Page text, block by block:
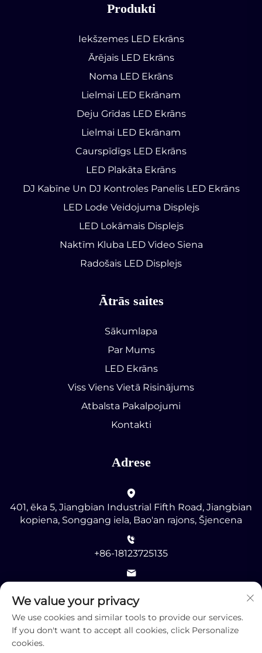
Produkti
Iekšzemes LED Ekrāns
Ārējais LED Ekrāns
Noma LED Ekrāns
Lielmai LED Ekrānam
Deju Grīdas LED Ekrāns
Lielmai LED Ekrānam
Caurspīdīgs LED Ekrāns
LED Plakāta Ekrāns
DJ Kabīne Un DJ Kontroles Panelis LED Ekrāns
LED Lode Veidojuma Displejs
LED Lokāmais Displejs
Naktīm Kluba LED Video Siena
Radošais LED Displejs
Ātrās saites
Sākumlapa
Par Mums
LED Ekrāns
Viss Viens Vietā Risinājums
Atbalsta Pakalpojumi
Kontakti
Adrese
401, ēka 5, Jiangbian Industrial Fifth Road, Jiangbian
kopiena, Songgang iela, Bao'an rajons, Šjencena
+86-18123725135
We value your privacy
We use cookies and similar tools to provide our services.
If you don't want to accept all cookies, click Personalize
cookies.